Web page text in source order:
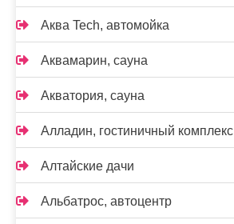
Аква Tech, автомойка
Аквамарин, сауна
Акватория, сауна
Алладин, гостиничный комплекс
Алтайские дачи
Альбатрос, автоцентр